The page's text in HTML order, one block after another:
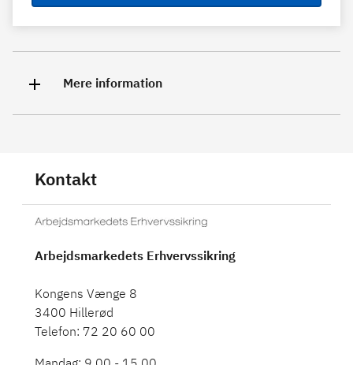
Mere information
Kontakt
Arbejdsmarkedets Erhvervssikring
Kongens Vænge 8
3400 Hillerød
Telefon: 72 20 60 00